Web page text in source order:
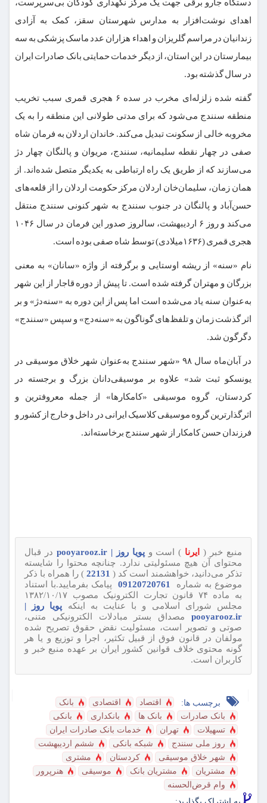
دستگاه جارو برقی جهت یک مرکز نگهداری کودکان بی‌سرپرست،
اهدای نوشت‌افزار به مدارس شهرستان سقز، کمک به آزادی
زندانیان در مراسم گلریزان و اهداء هزاران عدد ماسک پزشکی به سه
بیمارستان در این استان، از دیگر خدمات حمایتی بانک صادرات ایران
در سال گذشته بود.
گفته شده زلزله‌ای مخرب در سده ۶ هجری قمری سبب تخریب
منطقه سنندج می‌شود که برای مدتی طولانی این منطقه را به یک
مخروبه خالی از سکونت تبدیل می‌کند. خاندان اردلان به فرمان شاه
صفی در چهار نقطه سلیمانیه، سنندج، مریوان و پالنگان چهار دژ
می‌سازند که از طریق یک راه ارتباطی به یکدیگر متصل شده‌اند. از
همان زمان، سلیمان‌خان اردلان مرکز حکومت اردلان را از قلعه‌های
حسن‌آباد و پالنگان در جنوب سنندج به شهر کنونی سنندج منتقل
می‌کند و روز ۶ اردیبهشت، سالروز صدور این فرمان در سال ۱۰۴۶
هجری قمری (۱۶۳۶میلادی) توسط شاه صفی بوده ‌است.
نام «سنه» از ریشه اوستایی و برگرفته از واژه «سانان» به معنی
بزرگان و مهتران گرفته شده است. تا پیش از دوره قاجار از این شهر
به‌عنوان سنه یاد می‌شده است اما پس از این دوره به «سنه‌دژ» و بر
اثر گذشت زمان و تلفظ‌های گوناگون به «سنه‌دج» و سپس «سنندج»
دگرگون شد.
در آبان‌ماه سال ۹۸ «شهر سنندج به‌عنوان شهر خلاق موسیقی در
یونسکو ثبت شد» علاوه بر موسیقی‌دانان بزرگ و برجسته در
کردستان، گروه موسیقی «کامکارها» از جمله معروفترین و
اثرگذارترین گروه موسیقی کلاسیک ایرانی در داخل و خارج از کشور و
فرزندان حسن کامکار از شهر سنندج برخاسته‌اند.
منبع خبر ( ایرنا ) است وپویا روز | pooyarooz.ir
در قبال
محتوای آن هیچ مسئولیتی ندارد. چنانچه محتوا را شایسته
تذکر می‌دانید، خواهشمند است کد (
) را همراه با ذکر
موضوع به شماره
پیامک بفرمایید.با استناد
به ماده ۷۴ قانون تجارت الکترونیک مصوب ۱۳۸۲/۱۰/۱۷
مجلس شورای اسلامی و با عنایت به اینکه پویا روز |
pooyarooz.ir مصداق بستر مبادلات الکترونیکی متنی،
صوتی و تصویر است، مسئولیت نقض حقوق تصریح شده
مولفان در قانون فوق از قبیل تکثیر، اجرا و توزیع و یا هر
گونه محتوی خلاف قوانین کشور ایران بر عهده منبع خبر و
کاربران است.
برچسب ها: اقتصاد اقتصادی
بانک
بانک صادرات
بانک ها بانکداری
بانکی
تسهیلات
تهران
خدمات بانک صادرات ایران
روز ملی سنندج
شبکه بانکی
ششم اردیبهشت
شهر خلاق موسیقی
کردستان
مشتری
مشتریان
مشتریان بانک موسیقی
هنرپرور
وام قرض‌الحسنه